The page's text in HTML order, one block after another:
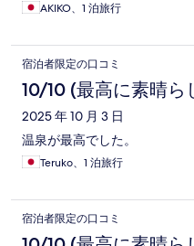
AKIKO、1 泊旅行
宿泊者限定の口コミ
10/10 (最高に素晴ら
2025 年 10 月 3 日
温泉が最高でした。
Teruko、1 泊旅行
宿泊者限定の口コミ